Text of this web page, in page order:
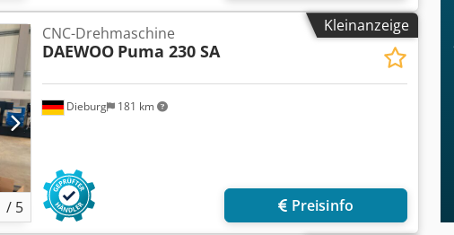
Kleinanzeige
/ 5
Dieburg 181 km
CNC-Drehmaschine
DAEWOO Puma 230 SA
Preisinfo